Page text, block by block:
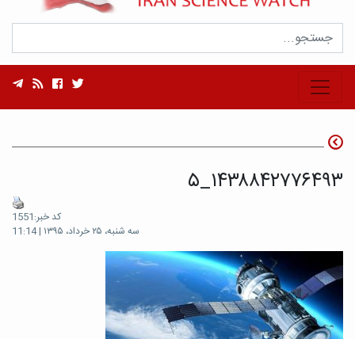
۱۴۳۸۸۴۲۷۷۶۴۹۳_۵
کد خبر:1551
سه شنبه، ۲۵ خرداد، ۱۳۹۵ | 11:14